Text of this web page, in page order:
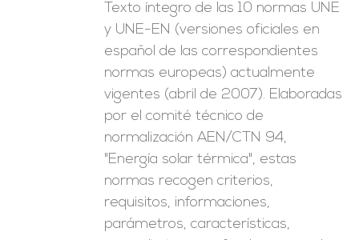
Texto íntegro de las 10 normas UNE
y UNE-EN (versiones oficiales en
español de las correspondientes
normas europeas) actualmente
vigentes (abril de 2007). Elaboradas
por el comité técnico de
normalización AEN/CTN 94,
"Energía solar térmica", estas
normas recogen criterios,
requisitos, informaciones,
parámetros, características,